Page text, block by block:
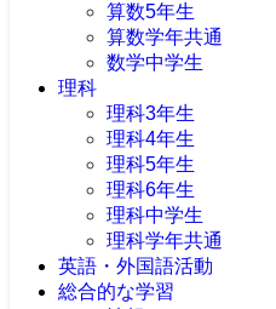
算数5年生
算数学年共通
数学中学生
理科
理科3年生
理科4年生
理科5年生
理科6年生
理科中学生
理科学年共通
英語・外国語活動
総合的な学習